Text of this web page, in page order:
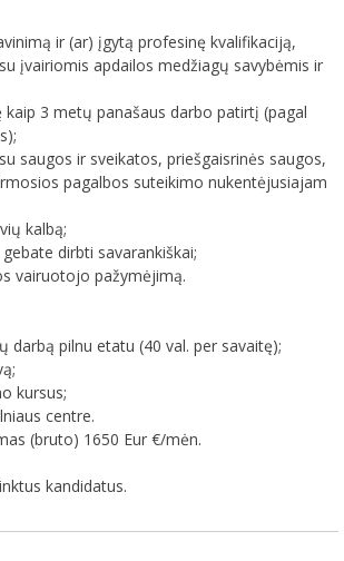
ir (ar) įgytą profesinę kvalifikaciją,
įvairiomis apdailos medžiagų savybėmis ir
kaip 3 metų panašaus darbo patirtį (pagal
saugos ir sveikatos, priešgaisrinės saugos,
pagalbos suteikimo nukentėjusiajam
kalbą;
dirbti savarankiškai;
vairuotojo pažymėjimą.
darbą pilnu etatu (40 val. per savaitę);
kursus;
centre.
(bruto) 1650 Eur €/mėn.
kandidatus.